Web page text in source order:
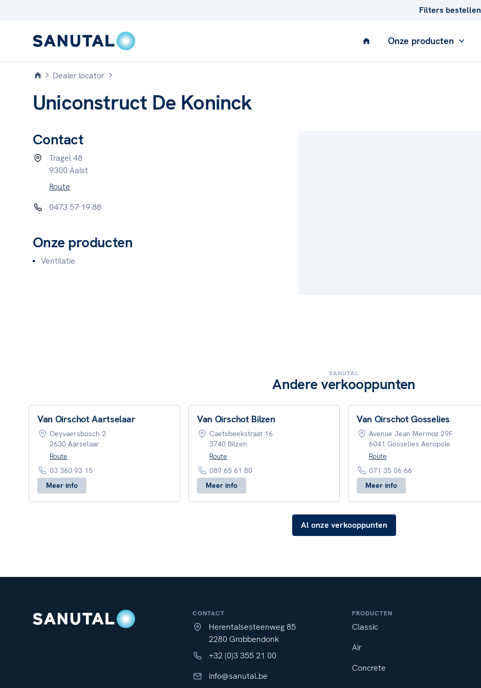
Onze producten
Verwarming, afvoer en
appendages
Filters bestellen
Dealer locator
Uniconstruct De Koninck
Contact
Tragel 48
9300 Aalst
Route
0473 57 19 88
Onze producten
Ventilatie
SANUTAL
Andere verkooppunten
Van Oirschot Aartselaar
Oeyvaersbosch 2
2630 Aarselaar
Route
03 360 93 15
Meer info
Van Oirschot Bilzen
Caetsbeekstraat 16
3740 Bilzen
Route
089 65 61 80
Meer info
Van Oirschot Gosselies
Avenue Jean Mermoz 29F
6041 Gosselies Aeropole
Route
071 35 06 66
Meer info
Al onze verkooppunten
CONTACT
Herentalsesteenweg 85
2280 Grobbendonk
+32 (0)3 355 21 00
info@sanutal.be
PRODUCTEN
Classic
Air
Concrete